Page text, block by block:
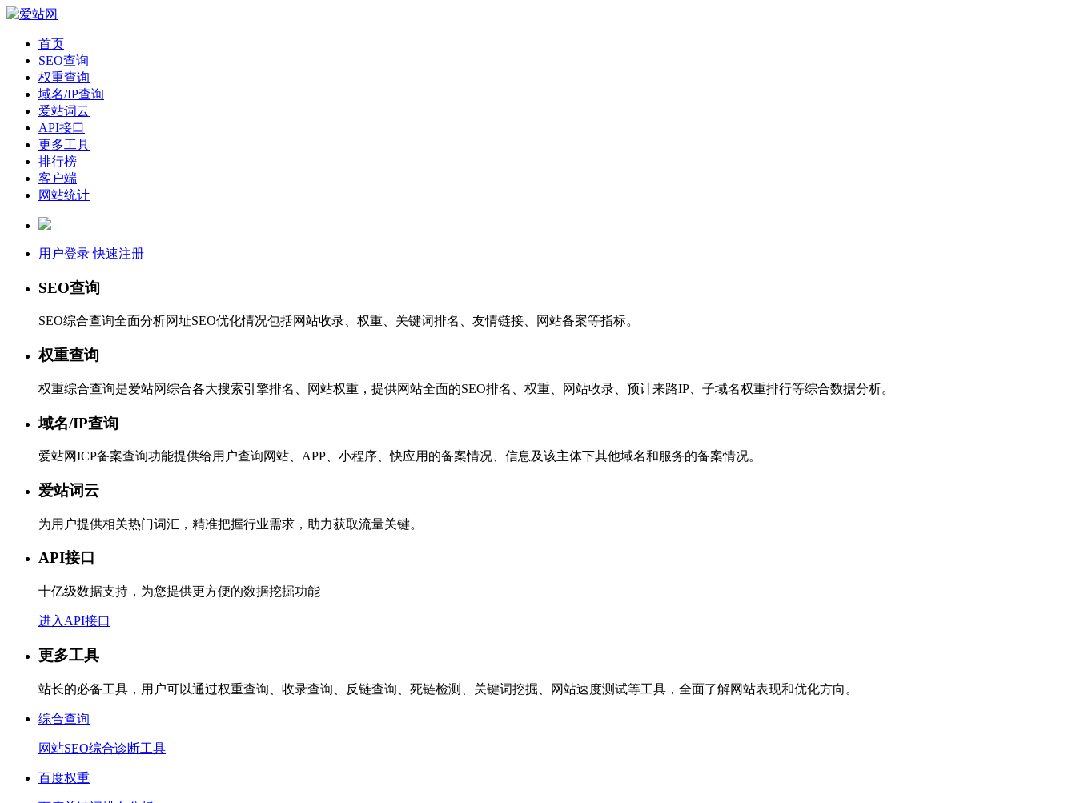
首页
SEO查询
权重查询
域名/IP查询
爱站词云
API接口
更多工具
排行榜
客户端
网站统计
用户登录 快速注册
SEO查询
SEO综合查询全面分析网址SEO优化情况包括网站收录、权重、关键词排名、友情链接、网站备案等指标。
权重查询
权重综合查询是爱站网综合各大搜索引擎排名、网站权重，提供网站全面的SEO排名、权重、网站收录、预计来路IP、子域名权重排行等综合数据分析。
域名/IP查询
爱站网ICP备案查询功能提供给用户查询网站、APP、小程序、快应用的备案情况、信息及该主体下其他域名和服务的备案情况。
爱站词云
为用户提供相关热门词汇，精准把握行业需求，助力获取流量关键。
API接口
十亿级数据支持，为您提供更方便的数据挖掘功能
进入API接口
更多工具
站长的必备工具，用户可以通过权重查询、收录查询、反链查询、死链检测、关键词挖掘、网站速度测试等工具，全面了解网站表现和优化方向。
综合查询
网站SEO综合诊断工具
百度权重